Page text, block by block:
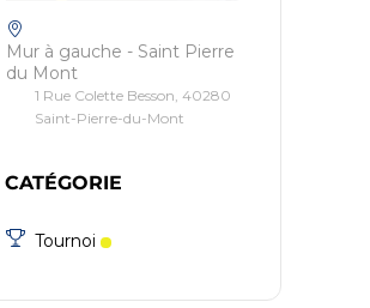
Mur à gauche - Saint Pierre
du Mont
1 Rue Colette Besson, 40280
Saint-Pierre-du-Mont
CATÉGORIE
Tournoi